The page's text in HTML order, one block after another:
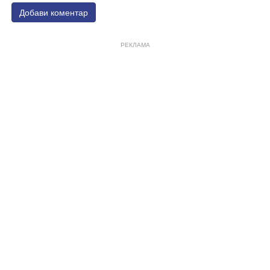
Добави коментар
РЕКЛАМА